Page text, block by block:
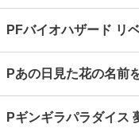
PFバイオハザード リ
Pあの日見た花の名前
Pギンギラパラダイス